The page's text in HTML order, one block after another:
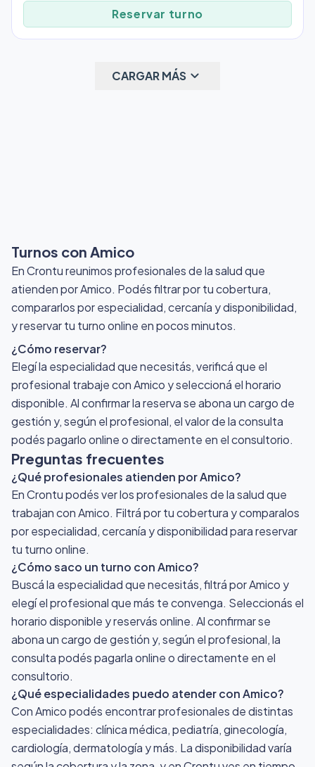
Reservar turno
CARGAR MÁS keyboard_arrow_down
Turnos con Amico
En Crontu reunimos profesionales de la salud que
atienden por Amico. Podés filtrar por tu cobertura,
compararlos por especialidad, cercanía y disponibilidad,
y reservar tu turno online en pocos minutos.
¿Cómo reservar?
Elegí la especialidad que necesitás, verificá que el
profesional trabaje con Amico y seleccioná el horario
disponible. Al confirmar la reserva se abona un cargo de
gestión y, según el profesional, el valor de la consulta
podés pagarlo online o directamente en el consultorio.
Preguntas frecuentes
¿Qué profesionales atienden por Amico?
En Crontu podés ver los profesionales de la salud que
trabajan con Amico. Filtrá por tu cobertura y comparalos
por especialidad, cercanía y disponibilidad para reservar
tu turno online.
¿Cómo saco un turno con Amico?
Buscá la especialidad que necesitás, filtrá por Amico y
elegí el profesional que más te convenga. Seleccionás el
horario disponible y reservás online. Al confirmar se
abona un cargo de gestión y, según el profesional, la
consulta podés pagarla online o directamente en el
consultorio.
¿Qué especialidades puedo atender con Amico?
Con Amico podés encontrar profesionales de distintas
especialidades: clínica médica, pediatría, ginecología,
cardiología, dermatología y más. La disponibilidad varía